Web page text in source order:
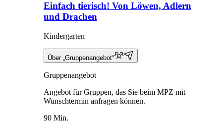
Einfach tierisch! Von Löwen, Adlern
und Drachen
Kindergarten
Über „Gruppenangebot“
Gruppenangebot
Angebot für Gruppen, das Sie beim MPZ mit
Wunschtermin anfragen können.
90 Min.